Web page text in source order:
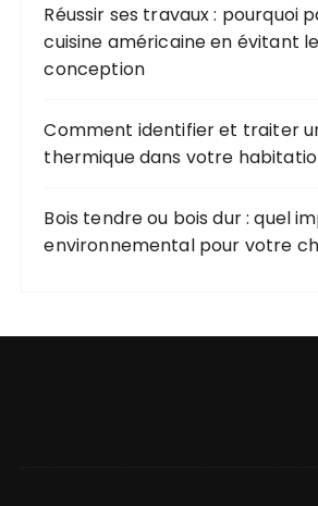
Réussir ses travaux : pourquoi
cuisine américaine en évitant
conception
Comment identifier et traiter
thermique dans votre
Bois tendre ou bois dur : quel
environnemental pour votre